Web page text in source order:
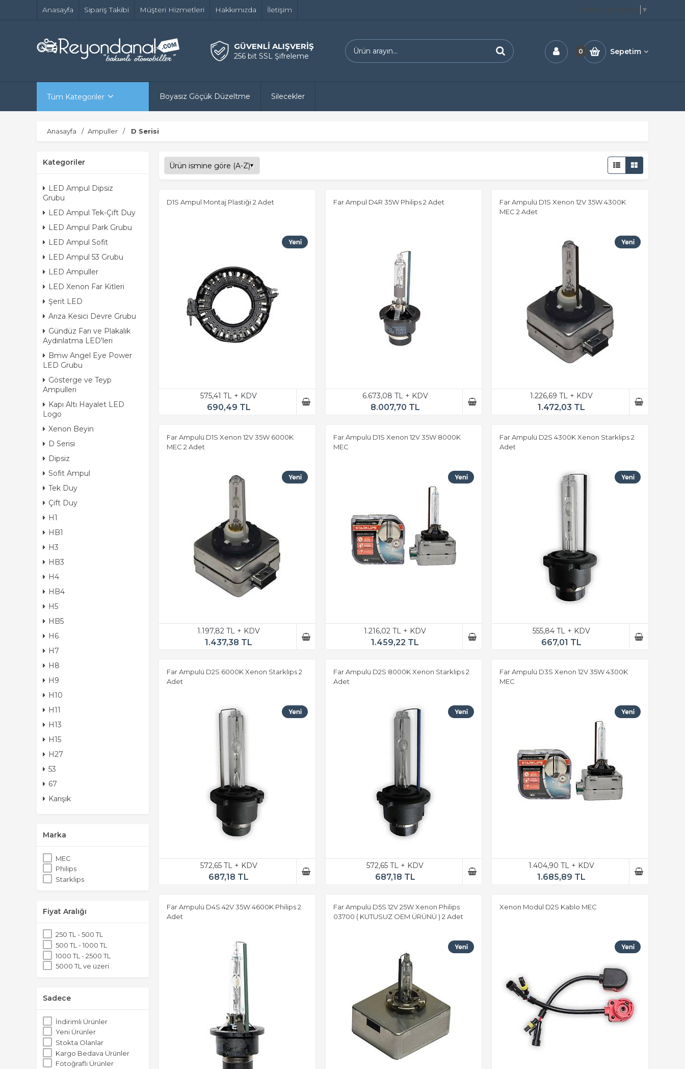
Anasayfa Sipariş Takibi Müşteri Hizmetleri Hakkımızda İletişim Select Language ▼
GÜVENLİ ALIŞVERİŞ
256 bit SSL Şifreleme
0 Sepetim
Tüm Kategoriler Boyasız Göçük Düzeltme Silecekler
Anasayfa Ampuller D Serisi
Kategoriler
LED Ampul Dipsiz
Grubu
LED Ampul Tek-Çift Duy
LED Ampul Park Grubu
LED Ampul Sofit
LED Ampul 53 Grubu
LED Ampuller
LED Xenon Far Kitleri
Şerit LED
Arıza Kesici Devre Grubu
Gündüz Farı ve Plakalık
Aydınlatma LED'leri
Bmw Angel Eye Power
LED Grubu
Gösterge ve Teyp
Ampulleri
Kapı Altı Hayalet LED
Logo
Xenon Beyin
D Serisi
Dipsiz
Sofit Ampul
Tek Duy
Çift Duy
H1
HB1
H3
HB3
H4
HB4
H5
HB5
H6
H7
H8
H9
H10
H11
H13
H15
H27
53
67
Karışık
Marka
MEC
Philips
Starklips
Fiyat Aralığı
250 TL - 500 TL
500 TL - 1000 TL
1000 TL - 2500 TL
5000 TL ve üzeri
Sadece
İndirimli Ürünler
Yeni Ürünler
Stokta Olanlar
Kargo Bedava Ürünler
Fotoğraflı Ürünler
D1S Ampul Montaj Plastiği 2 Adet
575,41 TL + KDV
690,49 TL
Far Ampul D4R 35W Philips 2 Adet
6.673,08 TL + KDV
8.007,70 TL
Far Ampulü D1S Xenon 12V 35W 4300K
MEC 2 Adet
1.226,69 TL + KDV
1.472,03 TL
Far Ampulü D1S Xenon 12V 35W 6000K
MEC 2 Adet
1.197,82 TL + KDV
1.437,38 TL
Far Ampulü D1S Xenon 12V 35W 8000K
MEC
1.216,02 TL + KDV
1.459,22 TL
Far Ampulü D2S 4300K Xenon Starklips 2
Adet
555,84 TL + KDV
667,01 TL
Far Ampulü D2S 6000K Xenon Starklips 2
Adet
572,65 TL + KDV
687,18 TL
Far Ampulü D2S 8000K Xenon Starklips 2
Adet
572,65 TL + KDV
687,18 TL
Far Ampulü D3S Xenon 12V 35W 4300K
MEC
1.404,90 TL + KDV
1.685,89 TL
Far Ampulü D4S 42V 35W 4600K Philips 2
Adet
Far Ampulü D5S 12V 25W Xenon Philips
03700 ( KUTUSUZ OEM ÜRÜNÜ ) 2 Adet
Xenon Modül D2S Kablo MEC